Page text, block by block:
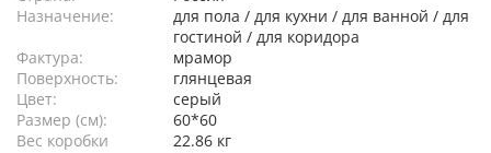
Назначение:
для пола / для кухни / для ванной / для
гостиной / для коридора
Фактура:
мрамор
Поверхность:
глянцевая
Цвет:
серый
Размер (см):
60*60
Вес коробки
22.86 кг